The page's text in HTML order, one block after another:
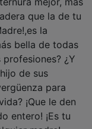
que la de tu
la
bella de todas
¿Y
de sus
para
¡Que le den
entero! ¡Es tu
madre!